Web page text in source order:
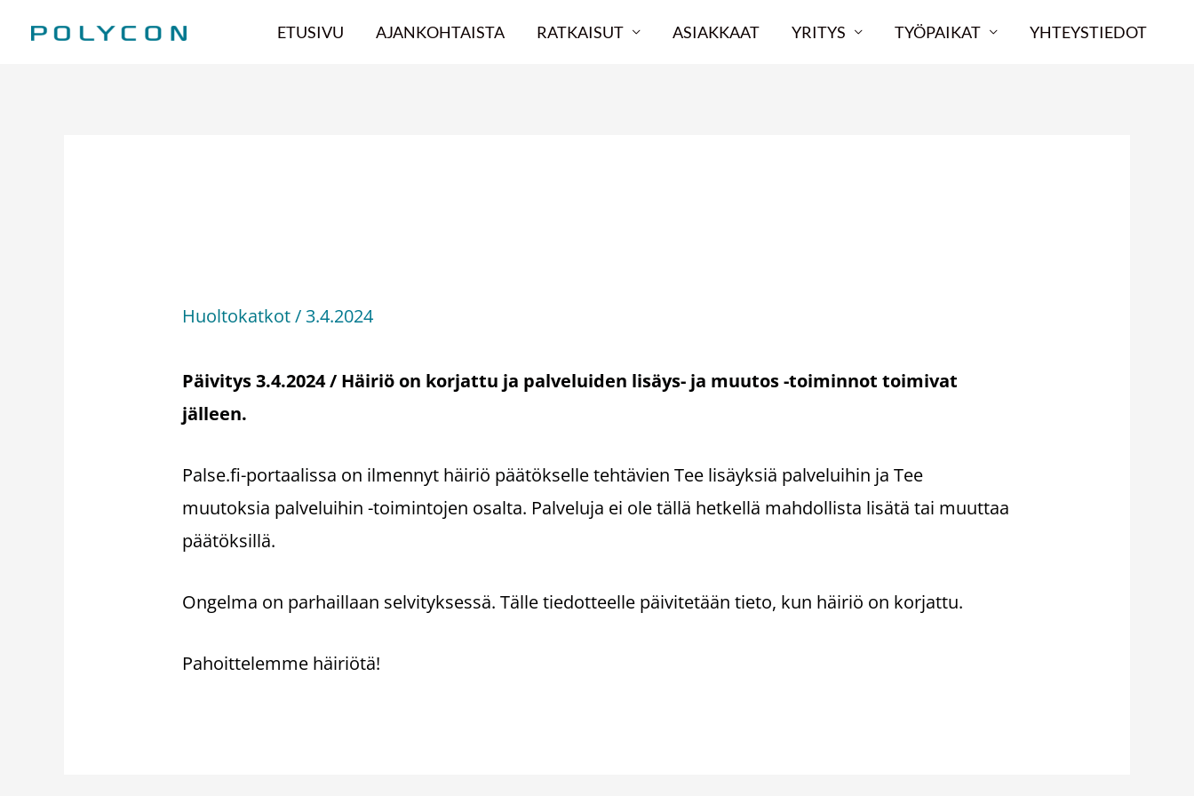
sisältöön
ETUSIVU AJANKOHTAISTA RATKAISUT ASIAKKAAT YRITYS TYÖPAIKAT YHTEYSTIEDOT
Huoltokatkot/3.4.2024
Päivitys 3.4.2024 / Häiriö on korjattu ja palveluiden lisäys- ja muutos -toiminnot toimivat
jälleen.
Palse.fi-portaalissa on ilmennyt häiriö päätökselle tehtävien Tee lisäyksiä palveluihin ja Tee
muutoksia palveluihin -toimintojen osalta. Palveluja ei ole tällä hetkellä mahdollista lisätä tai muuttaa
päätöksillä.
Ongelma on parhaillaan selvityksessä. Tälle tiedotteelle päivitetään tieto, kun häiriö on korjattu.
Pahoittelemme häiriötä!